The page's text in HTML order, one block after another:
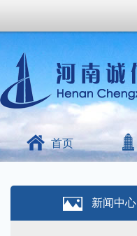
首页
新闻中心